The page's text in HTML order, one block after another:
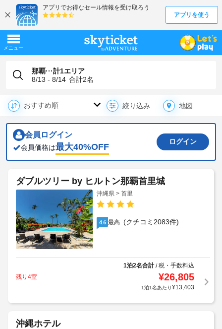
那覇···計1エリア
8/13 - 8/14 合計2名
絞り込み 地図
会員ログイン
会員価格は最大40%OFF
ログイン
ダブルツリー by ヒルトン那覇首里城
沖縄県 > 首里
4.6 最高 (クチコミ2083件)
1泊2名合計/税・手数料込
残り4室
¥26,805
1泊1名あたり¥13,403
沖縄ホテル